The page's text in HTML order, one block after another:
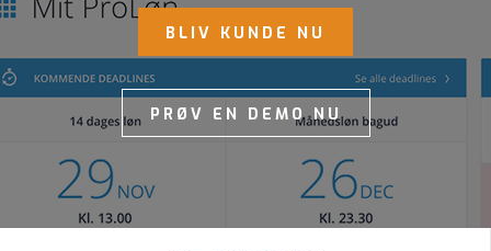
BLIV KUNDE NU
PRØV EN DEMO NU